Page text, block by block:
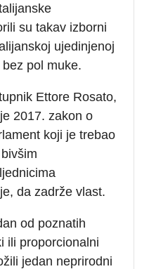
su takav izborni
ujedinjenoj
pol muke.
Ettore Rosato,
2017. zakon o
koji je trebao
da zadrže vlast.
od poznatih
ili proporcionalni
jedan neprirodni